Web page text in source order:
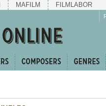
MAFILM FILMLABOR